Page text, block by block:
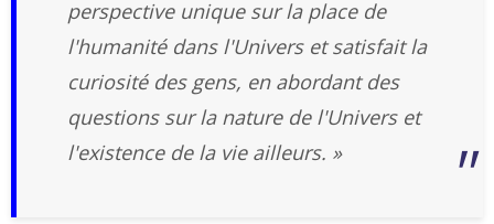
perspective unique sur la place de
l'humanité dans l'Univers et satisfait la
curiosité des gens, en abordant des
questions sur la nature de l'Univers et
l'existence de la vie ailleurs. »